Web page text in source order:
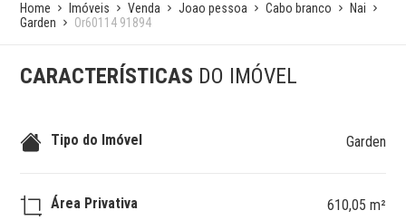
Home Imóveis Venda Joao pessoa Cabo branco
Nai
Garden
Or60114 91894
CARACTERÍSTICAS DO IMÓVEL
Tipo do Imóvel Garden
Área Privativa 610,05 m²